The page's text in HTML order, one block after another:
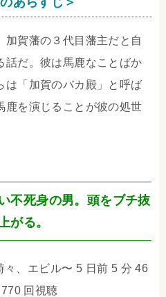
加賀藩の３代目藩主だと自
話だ。彼は馬鹿なことばか
は「加賀のバカ殿」と呼ば
鹿を演じることが彼の処世
不死身の男。頭をブチ抜
がる。
々、エビル〜 5 日前 5 分 46
回視聴